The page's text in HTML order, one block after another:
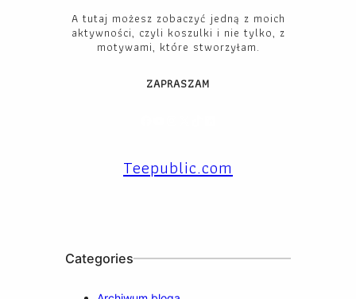
A tutaj możesz zobaczyć jedną z moich
aktywności, czyli koszulki i nie tylko, z
motywami, które stworzyłam.
ZAPRASZAM
Teepublic.com
Categories